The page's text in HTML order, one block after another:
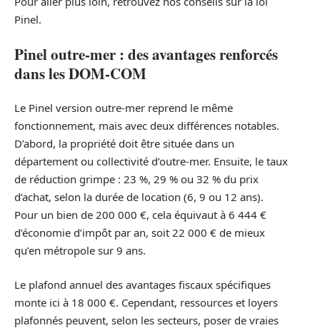
Pinel.
Pinel outre-mer : des avantages renforcés
dans les DOM-COM
Le Pinel version outre-mer reprend le même
fonctionnement, mais avec deux différences notables.
D’abord, la propriété doit être située dans un
département ou collectivité d’outre-mer. Ensuite, le taux
de réduction grimpe : 23 %, 29 % ou 32 % du prix
d’achat, selon la durée de location (6, 9 ou 12 ans).
Pour un bien de 200 000 €, cela équivaut à 6 444 €
d’économie d’impôt par an, soit 22 000 € de mieux
qu’en métropole sur 9 ans.
Le plafond annuel des avantages fiscaux spécifiques
monte ici à 18 000 €. Cependant, ressources et loyers
plafonnés peuvent, selon les secteurs, poser de vraies